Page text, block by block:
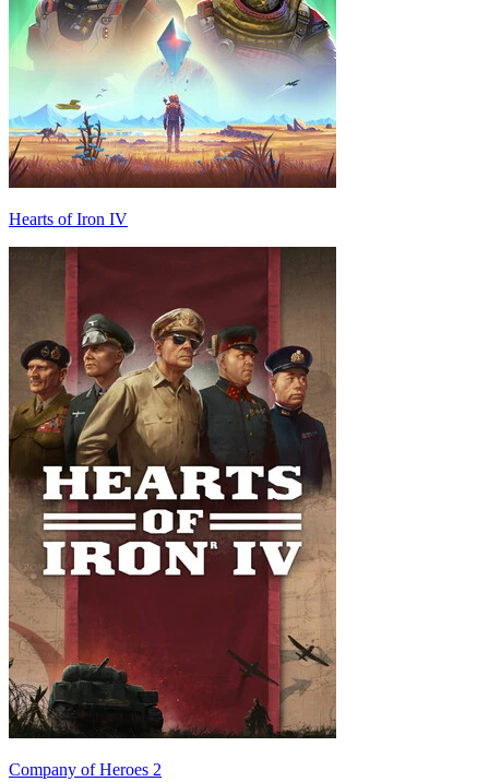
Hearts of Iron IV
Company of Heroes 2